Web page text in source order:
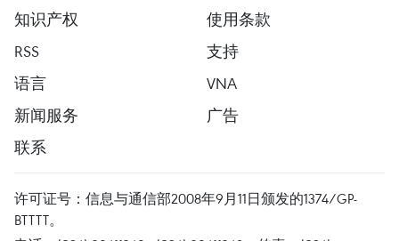
知识产权
使用条款
RSS
支持
语言
VNA
新闻服务
广告
联系
许可证号：信息与通信部2008年9月11日颁发的1374/GP-
BTTTT。